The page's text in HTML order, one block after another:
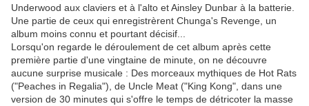
Underwood aux claviers et à l'alto et Ainsley Dunbar à la batterie.
Une partie de ceux qui enregistrèrent Chunga's Revenge, un
album moins connu et pourtant décisif...
Lorsqu'on regarde le déroulement de cet album après cette
première partie d'une vingtaine de minute, on ne découvre
aucune surprise musicale : Des morceaux mythiques de Hot Rats
("Peaches in Regalia"), de Uncle Meat ("King Kong", dans une
version de 30 minutes qui s'offre le temps de détricoter la masse